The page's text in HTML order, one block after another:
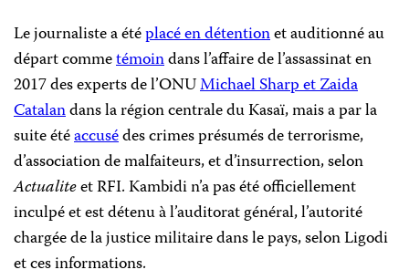
Le journaliste a étéplacé en détentionet auditionné au
départ commetémoindans l’affaire de l’assassinat en
2017 des experts de l’ONUMichael Sharp et Zaida
Catalandans la région centrale du Kasaï, mais a par la
suite étéaccusédes crimes présumés de terrorisme,
d’association de malfaiteurs, et d’insurrection, selon
Actualiteet RFI. Kambidi n’a pas été officiellement
inculpé et est détenu à l’auditorat général, l’autorité
chargée de la justice militaire dans le pays, selon Ligodi
et ces informations.